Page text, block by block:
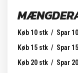
Køb 10 stk / Spar
Køb 15 stk / Spar
Køb 20 stk / Spar